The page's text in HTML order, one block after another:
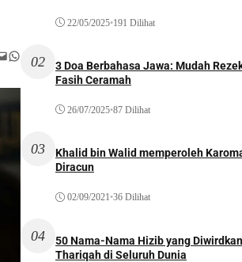
WhatsApp
22/05/2025•191 Dilihat
02
3 Doa Berbahasa Jawa: Mudah
Fasih Ceramah
26/07/2025•87 Dilihat
03
Khalid bin Walid memperoleh
Diracun
02/09/2021•36 Dilihat
04
50 Nama-Nama Hizib yang
Thariqah di Seluruh Dunia